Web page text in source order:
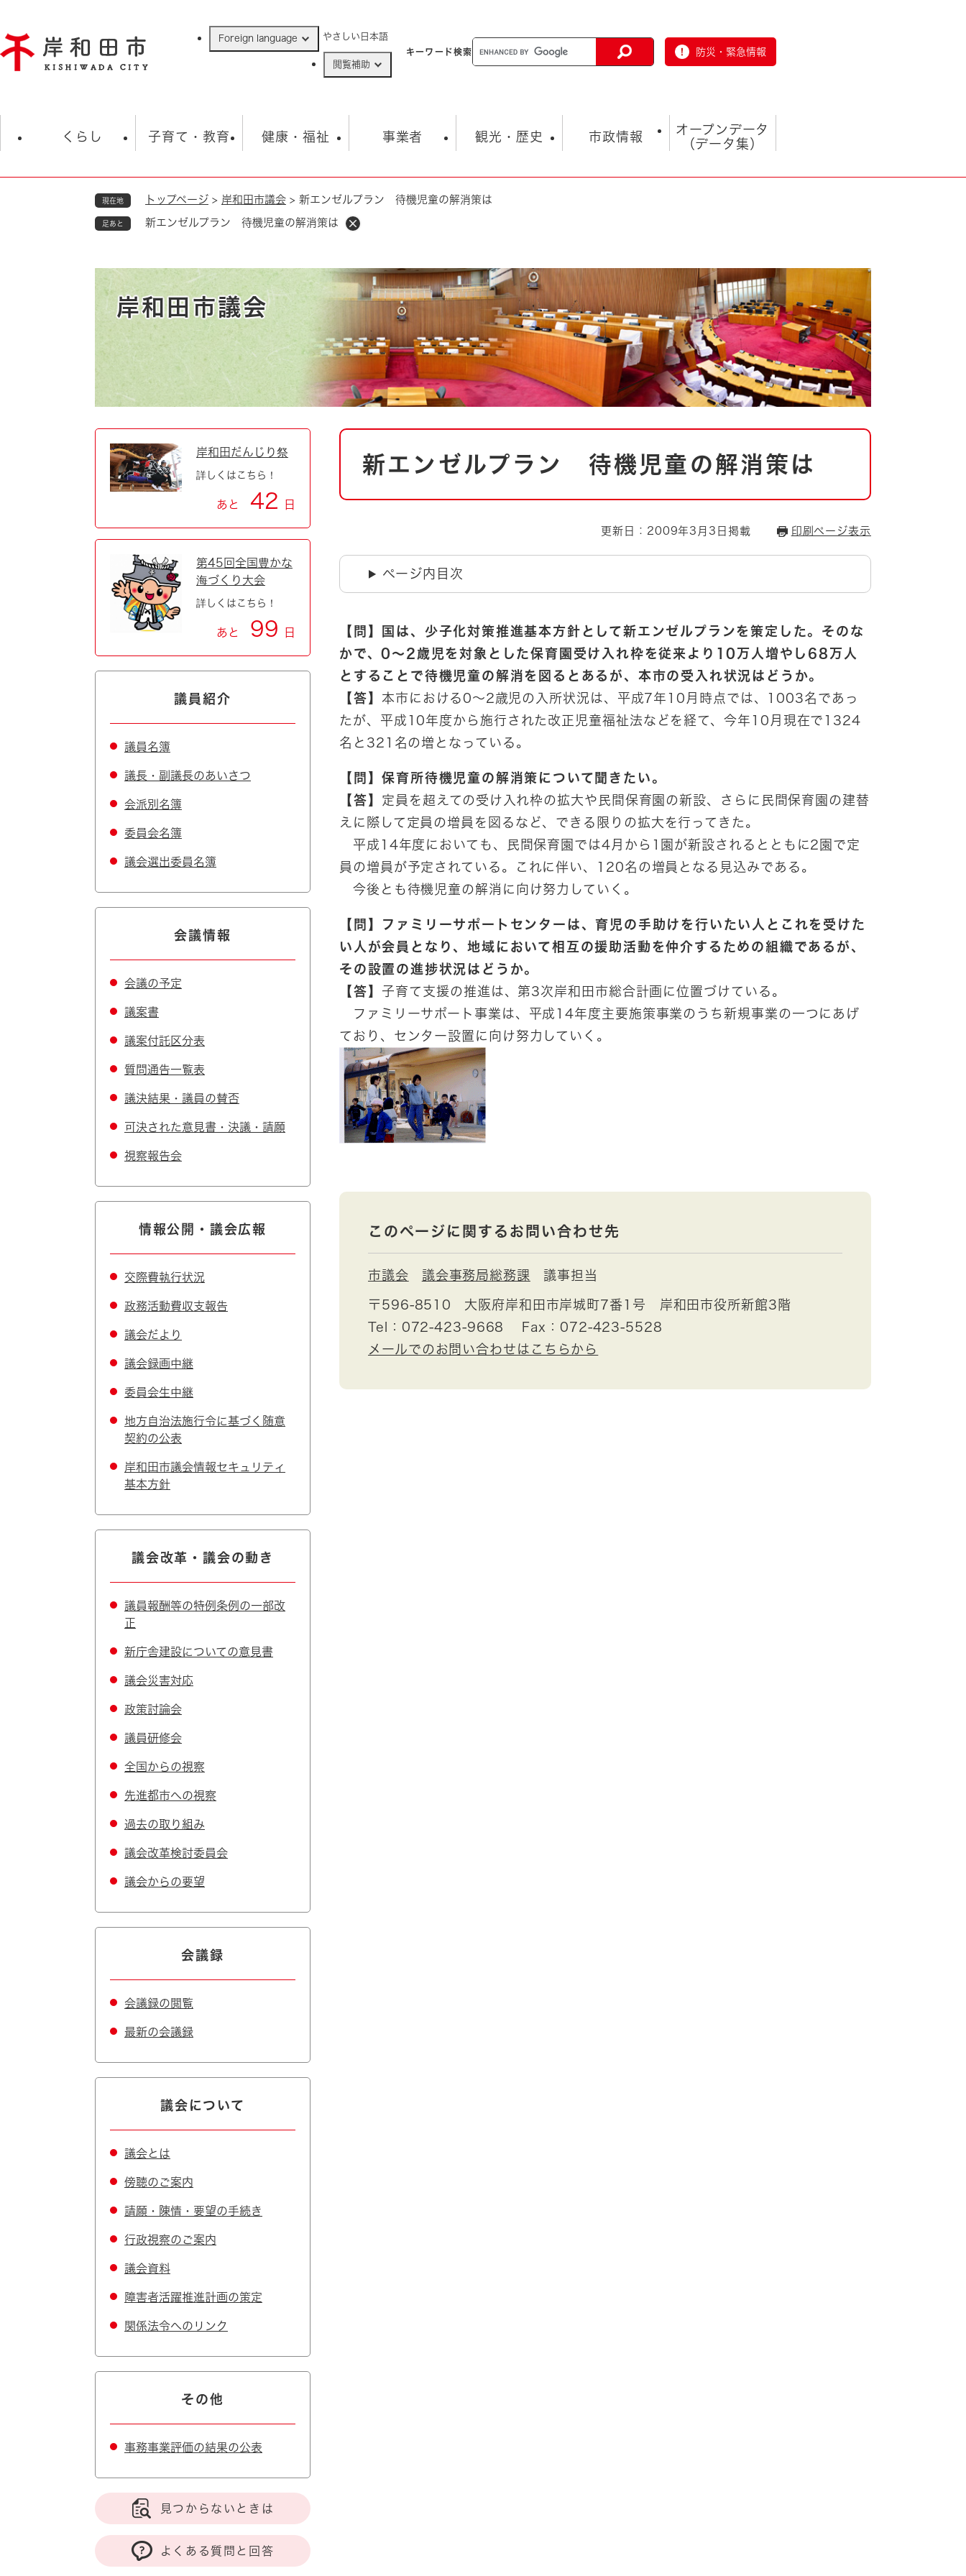
ジ
の
Foreign language やさしい日本語
閲覧補助
キーワード検索 防災・緊急情報
くらし
住民票・戸籍
ごみ・衛生・動物 救急・消防
防災・防犯 上水道・下水道
自然・環境・公園 住宅
引っ越し おくやみ
男女共同参画
地域コミュニティ・ボラン
道路・河川・交通 まちづくり
国際交流
子育て・教育
学校 子育て
健康・福祉
福祉・健康・生活 生涯学習・スポーツ
事業者
入札・契約情報
環境 福祉・介護
とじる
観光・歴史
観光 観光スポット
とじる
市政情報
市の概要
市政 職員採用情報
市役所・施設の案内
オープンデータ
（データ集）
オープンデータ
現在地 トップページ > 岸和田市議会 > 新エンゼルプラン 待機児童の解消策は
足あと 新エンゼルプラン 待機児童の解消策は
岸和田市議会
本
新エンゼルプラン 待機児童の解消策は
更新日：2009年3月3日掲載 印刷ページ表示
ページ内目次
【問】国は、少子化対策推進基本方針として新エンゼルプランを策定した。そのな
かで、0～2歳児を対象とした保育園受け入れ枠を従来より10万人増やし68万人
とすることで待機児童の解消を図るとあるが、本市の受入れ状況はどうか。
【答】 本市における0～2歳児の入所状況は、平成7年10月時点では、1003名であっ
たが、平成10年度から施行された改正児童福祉法などを経て、今年10月現在で1324
名と321名の増となっている。
【問】保育所待機児童の解消策について聞きたい。
【答】 定員を超えての受け入れ枠の拡大や民間保育園の新設、さらに民間保育園の建替
えに際して定員の増員を図るなど、できる限りの拡大を行ってきた。
平成14年度においても、民間保育園では4月から1園が新設されるとともに2園で定
員の増員が予定されている。これに伴い、120名の増員となる見込みである。
今後とも待機児童の解消に向け努力していく。
【問】ファミリーサポートセンターは、育児の手助けを行いたい人とこれを受けた
い人が会員となり、地域において相互の援助活動を仲介するための組織であるが、
その設置の進捗状況はどうか。
【答】 子育て支援の推進は、第3次岸和田市総合計画に位置づけている。
ファミリーサポート事業は、平成14年度主要施策事業のうち新規事業の一つにあげ
ており、センター設置に向け努力していく。
このページに関するお問い合わせ先
市議会 議会事務局総務課 議事担当
〒596-8510
大阪府岸和田市岸城町7番1号 岸和田市役所新館3階
Tel：072-423-9668
Fax：072-423-5528
メールでのお問い合わせはこちらから
岸和田だんじり祭
詳しくはこちら！
あと 42 日
第45回全国豊かな
海づくり大会
詳しくはこちら！
あと 99 日
議員紹介
議員名簿
議長・副議長のあいさつ
会派別名簿
委員会名簿
議会選出委員名簿
会議情報
会議の予定
議案書
議案付託区分表
質問通告一覧表
議決結果・議員の賛否
可決された意見書・決議・請願
視察報告会
情報公開・議会広報
交際費執行状況
政務活動費収支報告
議会だより
議会録画中継
委員会生中継
地方自治法施行令に基づく随意
契約の公表
岸和田市議会情報セキュリティ
基本方針
議会改革・議会の動き
議員報酬等の特例条例の一部改
正
新庁舎建設についての意見書
議会災害対応
政策討論会
議員研修会
全国からの視察
先進都市への視察
過去の取り組み
議会改革検討委員会
議会からの要望
会議録
会議録の閲覧
最新の会議録
議会について
議会とは
傍聴のご案内
請願・陳情・要望の手続き
行政視察のご案内
議会資料
障害者活躍推進計画の策定
関係法令へのリンク
その他
事務事業評価の結果の公表
見つからないときは
よくある質問と回答